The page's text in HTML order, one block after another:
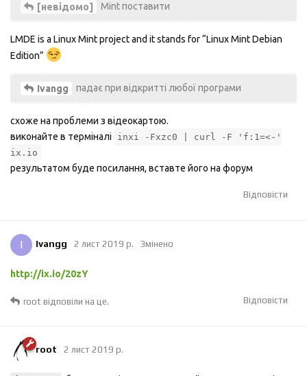
[невідомо] Mint поставити
LMDE is a Linux Mint project and it stands for “Linux Mint Debian
Edition”
Ivangg падає при відкритті любої програми
схоже на проблеми з відеокартою.
виконайте в терміналі
inxi -Fxzc0 | curl -F 'f:1=<-'
ix.io
результатом буде посилання, вставте його на форум
Відповісти
I Ivangg 2 лист 2019 р. Змінено
http://ix.io/20zY
Відповісти
root відповіли на це.
root 2 лист 2019 р.